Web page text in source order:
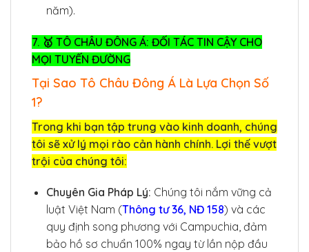
năm).
7. 🥇 TÔ CHÂU ĐÔNG Á: ĐỐI TÁC TIN CẬY CHO
MỌI TUYẾN ĐƯỜNG
Tại Sao Tô Châu Đông Á Là Lựa Chọn Số
1?
Trong khi bạn tập trung vào kinh doanh, chúng
tôi sẽ xử lý mọi rào cản hành chính. Lợi thế vượt
trội của chúng tôi:
Chuyên Gia Pháp Lý: Chúng tôi nắm vững cả
luật Việt Nam (Thông tư 36, NĐ 158) và các
quy định song phương với Campuchia, đảm
bảo hồ sơ chuẩn 100% ngay từ lần nộp đầu